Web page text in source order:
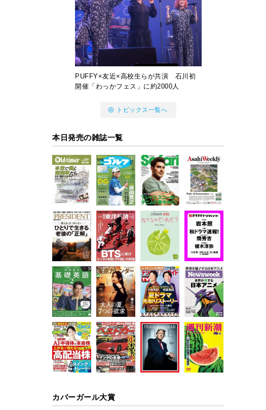
PUFFY×友近×高校生らが共演 石川初
開催「わっかフェス」に約2000人
トピックス一覧へ
本日発売の雑誌一覧
カバーガール大賞